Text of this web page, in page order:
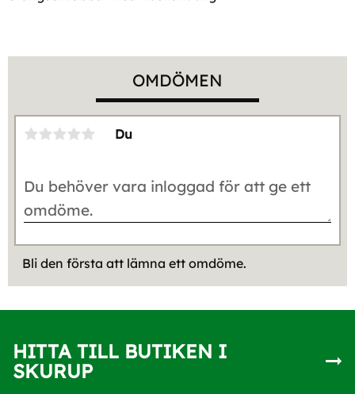
OMDÖMEN
Du
Bli den första att lämna ett omdöme.
HITTA TILL BUTIKEN I
SKURUP